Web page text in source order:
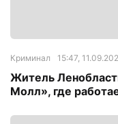
Криминал 15:47,
Житель
Молл», где